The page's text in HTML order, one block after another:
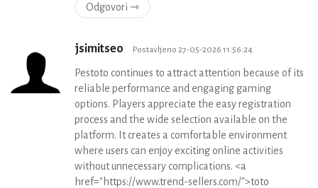
Odgovori ⇾
jsimitseo Postavljeno 27-05-2026 11:56:24
Pestoto continues to attract attention because of its
reliable performance and engaging gaming
options. Players appreciate the easy registration
process and the wide selection available on the
platform. It creates a comfortable environment
where users can enjoy exciting online activities
without unnecessary complications. <a
href="https://www.trend-sellers.com/">toto